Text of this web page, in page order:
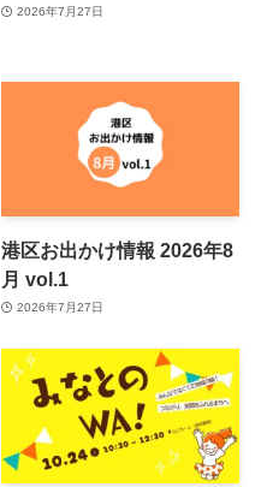
2026年7月27日
港区お出かけ情報 2026年8
月 vol.1
2026年7月27日